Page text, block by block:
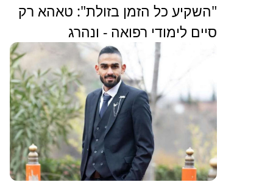
"השקיע כל הזמן בזולת": טאהא רק
סיים לימודי רפואה - ונהרג